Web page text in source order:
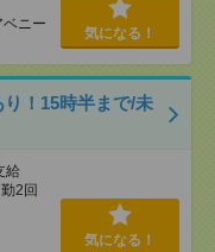
ニー
気になる！
！15時半まで/未
給
2回
気になる！